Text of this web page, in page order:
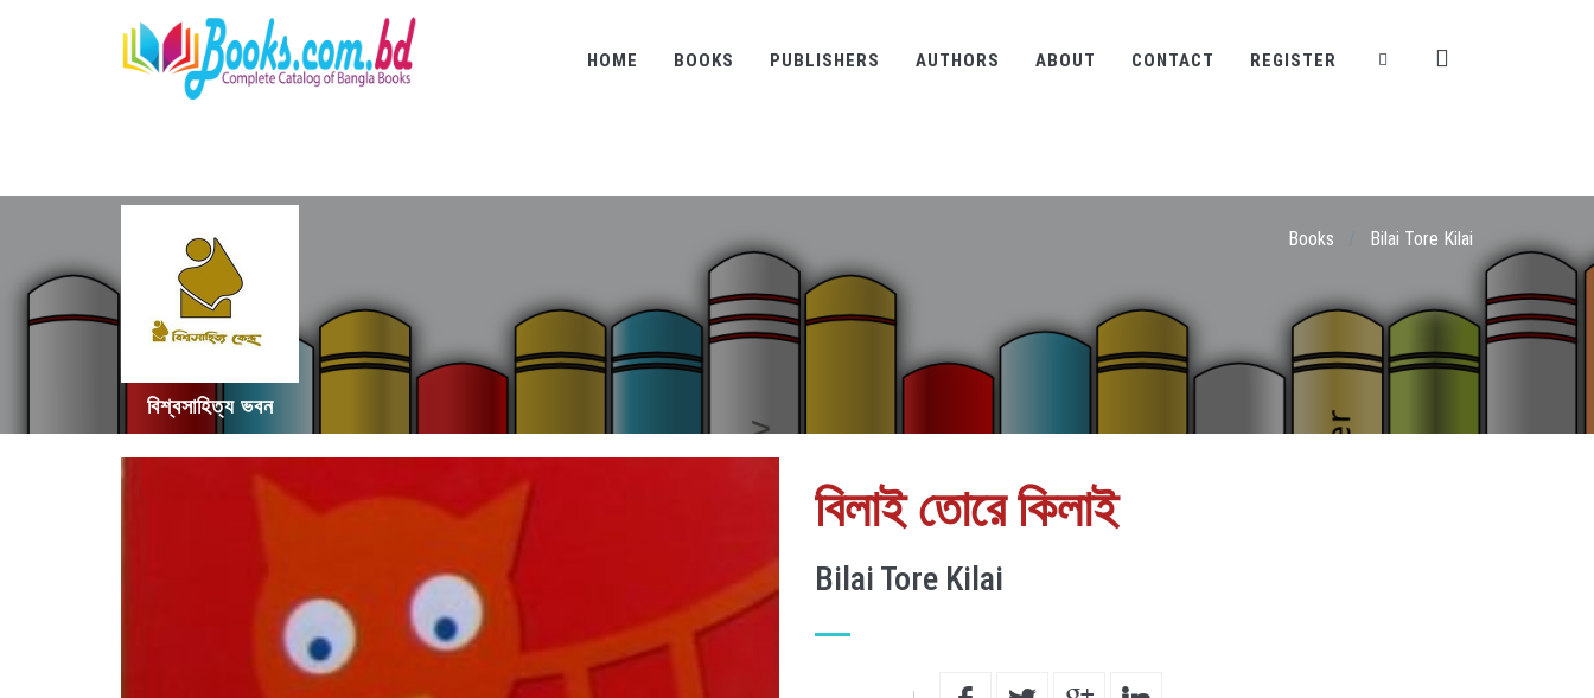
HOME BOOKS PUBLISHERS AUTHORS ABOUT CONTACT REGISTER
বিশ্বসাহিত্য ভবন
Books Bilai Tore Kilai
বিলাই তোরে কিলাই
Bilai Tore Kilai